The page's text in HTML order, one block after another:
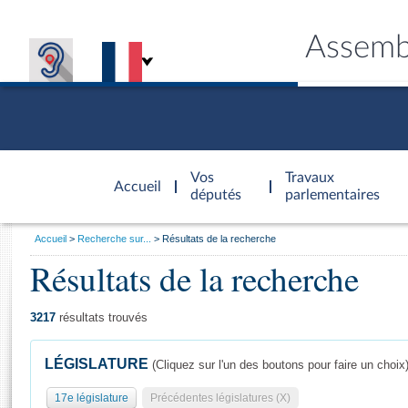
Accueil
d'accueil
Vos
députés
Travaux
parlementaires
Général
Vous
Accueil Recherche sur... Résultats de la recherche
Résultats de la recherche
3217 résultats trouvés
LÉGISLATURE (Cliquez sur l'un des boutons pour faire un choix)
17e législature Précédentes législatures (X)